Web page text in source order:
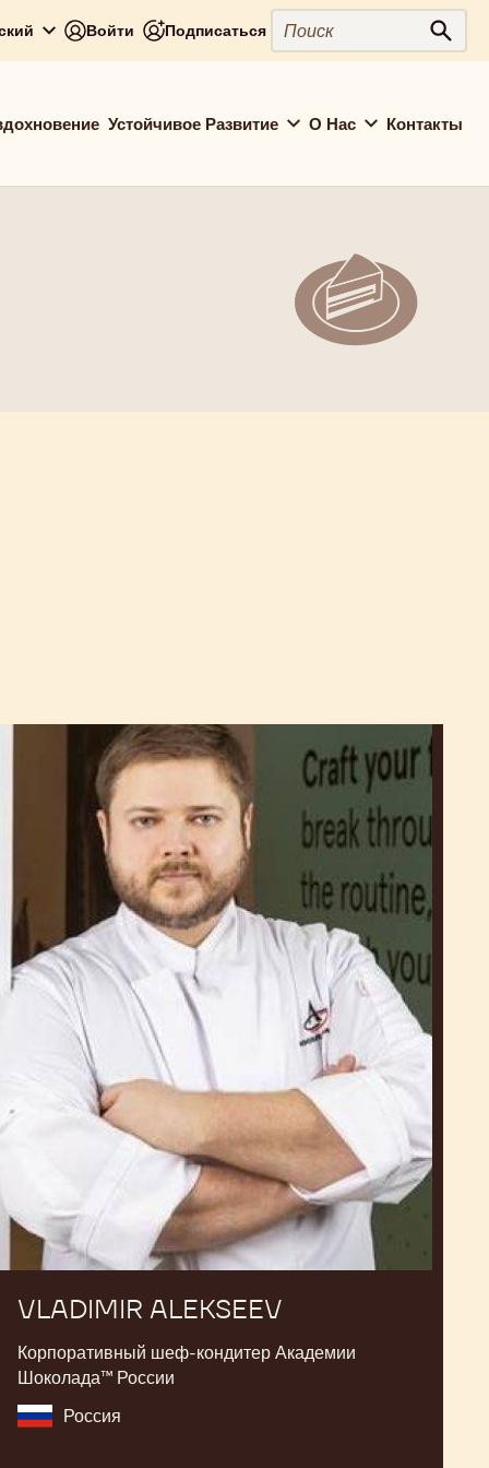
Войти Подписаться
Поиск
Поиск
Устойчивое Развитие О Нас Контакты
VLADIMIR ALEKSEEV
Корпоративный шеф-кондитер Академии
Шоколада™ России
Россия